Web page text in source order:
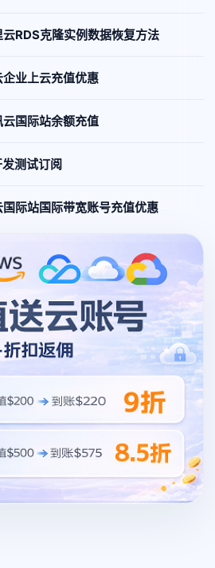
RDS克隆实例数据恢复方法
业上云充值优惠
国际站余额充值
测试订阅
际站国际带宽账号充值优惠